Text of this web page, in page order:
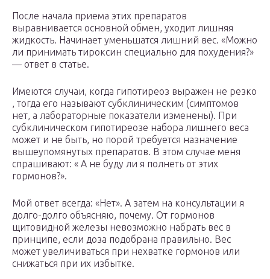
После начала приема этих препаратов
выравнивается основной обмен, уходит лишняя
жидкость. Начинает уменьшатся лишний вес. «Можно
ли принимать тироксин специально для похудения?»
— ответ в статье.
Имеются случаи, когда гипотиреоз выражен не резко
, тогда его называют субклиническим (симптомов
нет, а лабораторные показатели изменены). При
субклиническом гипотиреозе набора лишнего веса
может и не быть, но порой требуется назначение
вышеупомянутых препаратов. В этом случае меня
спрашивают: « А не буду ли я полнеть от этих
гормонов?».
Мой ответ всегда: «Нет». А затем на консультации я
долго-долго объясняю, почему. От гормонов
щитовидной железы невозможно набрать вес в
принципе, если доза подобрана правильно. Вес
может увеличиваться при нехватке гормонов или
снижаться при их избытке.